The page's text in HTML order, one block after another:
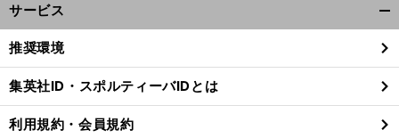
サービス
閉
る
推奨環境
集英社ID・スポルティーバIDとは
利用規約・会員規約